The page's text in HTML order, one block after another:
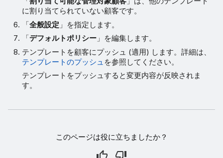
に割り当てられていない顧客です。
「全般設定 」を指定します。
「デフォルトポリシー 」を編集します。
テンプレートを顧客にプッシュ (適用) します。詳細は、
テンプレートのプッシュ を参照してください。
テンプレートをプッシュすると変更内容が反映されま
す。
このページは役に立ちましたか？